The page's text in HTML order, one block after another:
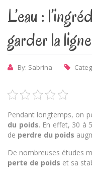
L’eau :
garder la
By: Sabrina
Pendant longtemps, on
du poids. En effet, 30 à
de perdre du poids
De nombreuses études
perte de poids et sa